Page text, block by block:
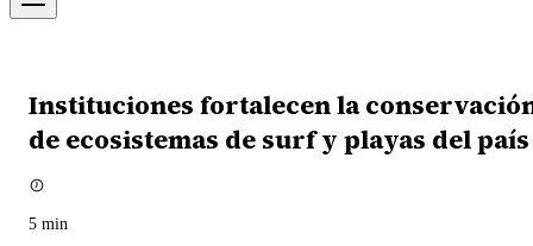
Instituciones fortalecen la
de ecosistemas de surf y playas del país
5 min